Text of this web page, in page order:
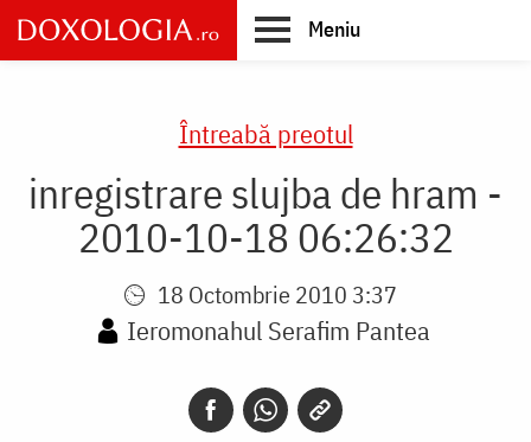
Skip
to
main
Meniu
Întreabă preotul
inregistrare slujba de hram -
2010-10-18 06:26:32
18 Octombrie 2010 3:37
Ieromonahul Serafim Pantea